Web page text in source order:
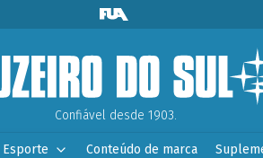
Confiável desde 1903.
Esporte Conteúdo de marca